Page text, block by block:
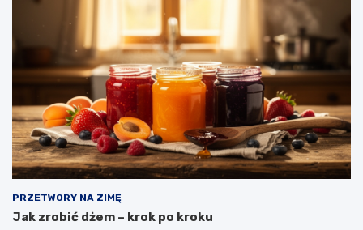
PRZETWORY NA ZIMĘ
Jak zrobić dżem – krok po kroku